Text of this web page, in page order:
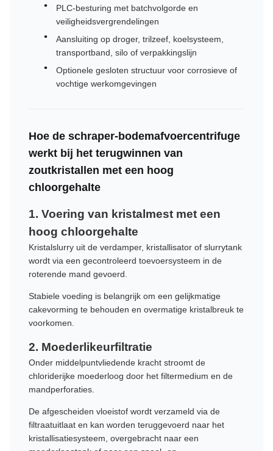
PLC-besturing met batchvolgorde en
veiligheidsvergrendelingen
Aansluiting op droger, trilzeef, koelsysteem,
transportband, silo of verpakkingslijn
Optionele gesloten structuur voor corrosieve of
vochtige werkomgevingen
Hoe de schraper-bodemafvoercentrifuge
werkt bij het terugwinnen van
zoutkristallen met een hoog
chloorgehalte
1. Voering van kristalmest met een
hoog chloorgehalte
Kristalslurry uit de verdamper, kristallisator of slurrytank
wordt via een gecontroleerd toevoersysteem in de
roterende mand gevoerd.
Stabiele voeding is belangrijk om een ​​gelijkmatige
cakevorming te behouden en overmatige kristalbreuk te
voorkomen.
2. Moederlikeurfiltratie
Onder middelpuntvliedende kracht stroomt de
chloriderijke moederloog door het filtermedium en de
mandperforaties.
De afgescheiden vloeistof wordt verzameld via de
filtraatuitlaat en kan worden teruggevoerd naar het
kristallisatiesysteem, overgebracht naar een